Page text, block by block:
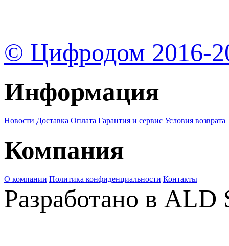
© Цифродом 2016-
Информация
Новости Доставка Оплата Гарантия и сервис Условия возврата
Компания
О компании Политика конфиденциальности Контакты
Разработано в ALD